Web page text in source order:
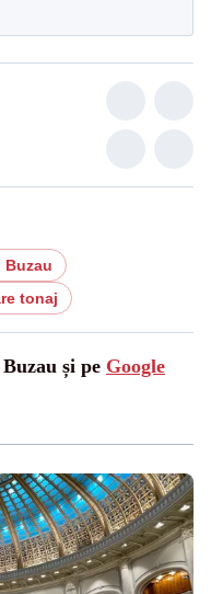
Buzau
tonaj
și pe Google